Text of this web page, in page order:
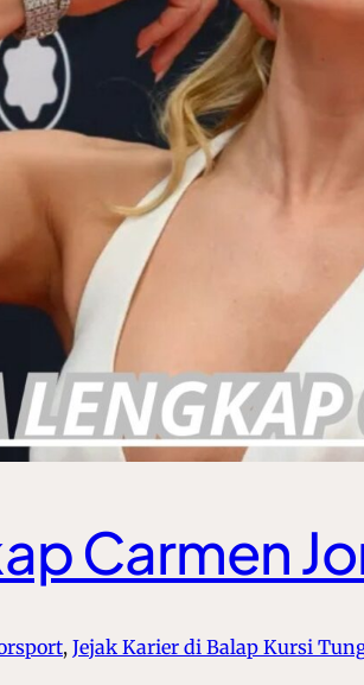
Carmen
, Jejak Karier di Balap Kursi